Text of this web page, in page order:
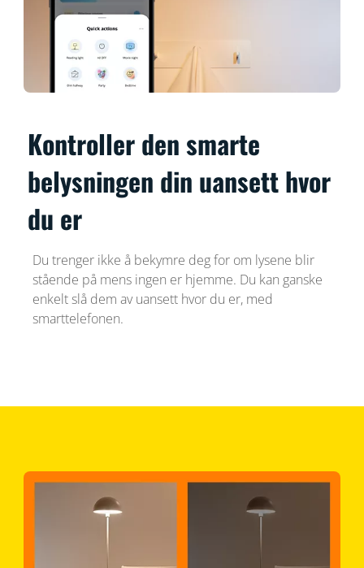
Kontroller den smarte
belysningen din uansett hvor
du er
Du trenger ikke å bekymre deg for om lysene blir
stående på mens ingen er hjemme. Du kan ganske
enkelt slå dem av uansett hvor du er, med
smarttelefonen.